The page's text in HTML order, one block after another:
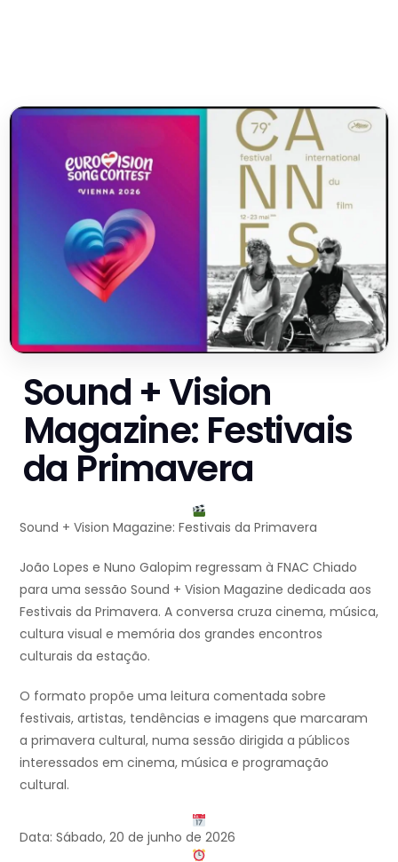
Sound + Vision
Magazine: Festivais
da Primavera
Sound + Vision Magazine: Festivais da Primavera
João Lopes e Nuno Galopim regressam à FNAC Chiado
para uma sessão Sound + Vision Magazine dedicada aos
Festivais da Primavera. A conversa cruza cinema, música,
cultura visual e memória dos grandes encontros
culturais da estação.
O formato propõe uma leitura comentada sobre
festivais, artistas, tendências e imagens que marcaram
a primavera cultural, numa sessão dirigida a públicos
interessados em cinema, música e programação
cultural.
Data: Sábado, 20 de junho de 2026